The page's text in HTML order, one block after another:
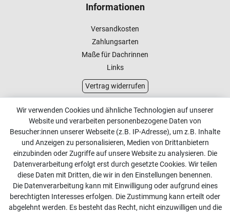
Informationen
Versandkosten
Zahlungsarten
Maße für Dachrinnen
Links
Vertrag widerrufen
Kundenservice
Kontakt
Online Retourenservice
Kontakt
info@dachdecker-shop.de
+49 3501 507295
Wir verwenden Cookies und ähnliche Technologien auf unserer
Website und verarbeiten personenbezogene Daten von
Besucher:innen unserer Webseite (z.B. IP-Adresse), um z.B. Inhalte
und Anzeigen zu personalisieren, Medien von Drittanbietern
einzubinden oder Zugriffe auf unsere Website zu analysieren. Die
Datenverarbeitung erfolgt erst durch gesetzte Cookies. Wir teilen
diese Daten mit Dritten, die wir in den Einstellungen benennen.
Die Datenverarbeitung kann mit Einwilligung oder aufgrund eines
berechtigten Interesses erfolgen. Die Zustimmung kann erteilt oder
abgelehnt werden. Es besteht das Recht, nicht einzuwilligen und die